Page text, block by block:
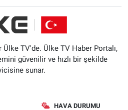
TV'de. Ülke TV Haber Portalı,
güvenilir ve hızlı bir şekilde
sunar.
HAVA DURUMU